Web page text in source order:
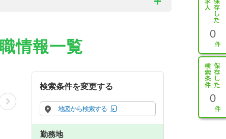
0
0
情報一覧
検索条件を変更する
地図から検索する
勤務地